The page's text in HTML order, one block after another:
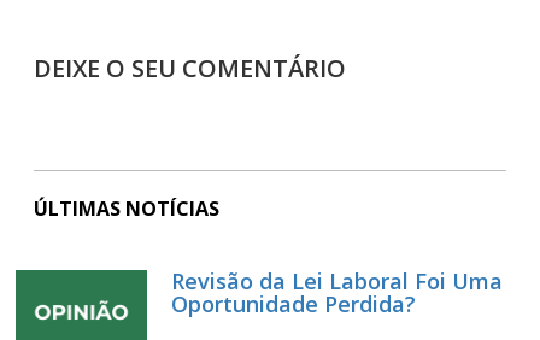
DEIXE O SEU COMENTÁRIO
ÚLTIMAS NOTÍCIAS
Revisão da Lei Laboral Foi Uma
Oportunidade Perdida?